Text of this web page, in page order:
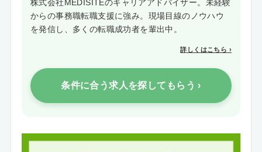
株式会社MEDISITEのキャリアアドバイザー。未経験
からの事務職転職支援に強み。現場目線のノウハウ
を発信し、多くの転職成功者を輩出中。
詳しくはこちら ›
条件に合う求人を探してもらう ›